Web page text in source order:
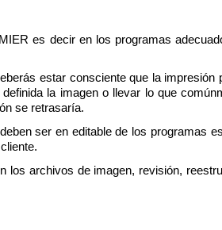
es decir en los programas
estar consciente que la impresión
la imagen o llevar lo que
se retrasaría.
ser en editable de los programas
archivos de imagen, revisión,